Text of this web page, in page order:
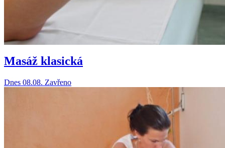
Masáž klasická
Dnes 08.08. Zavřeno